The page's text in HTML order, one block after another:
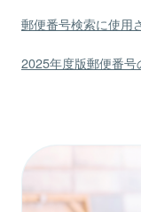
郵便番号検索に使用
2025年度版郵便番号